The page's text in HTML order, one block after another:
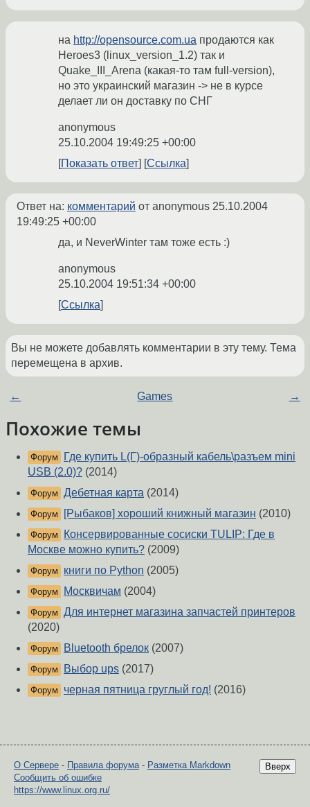
на http://opensource.com.ua продаются как
Heroes3 (linux_version_1.2) так и
Quake_III_Arena (какая-то там full-version),
но это украинский магазин -> не в курсе
делает ли он доставку по СНГ
anonymous
25.10.2004 19:49:25 +00:00
Показать ответ
Ссылка
Ответ на: комментарий от anonymous 25.10.2004
19:49:25 +00:00
да, и NeverWinter там тоже есть :)
anonymous
25.10.2004 19:51:34 +00:00
Ссылка
Вы не можете добавлять комментарии в эту тему. Тема
перемещена в архив.
← Games →
Похожие темы
Форум
Где купить L(Г)-образный кабель\разъем mini
USB (2.0)? (2014)
Форум Дебетная карта (2014)
Форум [Рыбаков] хороший книжный магазин (2010)
Форум
Консервированные сосиски TULIP: Где в
Москве можно купить? (2009)
Форум книги по Python (2005)
Форум Москвичам (2004)
Форум Для интернет магазина запчастей принтеров
(2020)
Форум Bluetooth брелок (2007)
Форум Выбор ups (2017)
Форум черная пятница груглый год! (2016)
Вверх
О Сервере - Правила форума- Разметка Markdown
Сообщить об ошибке
https://www.linux.org.ru/